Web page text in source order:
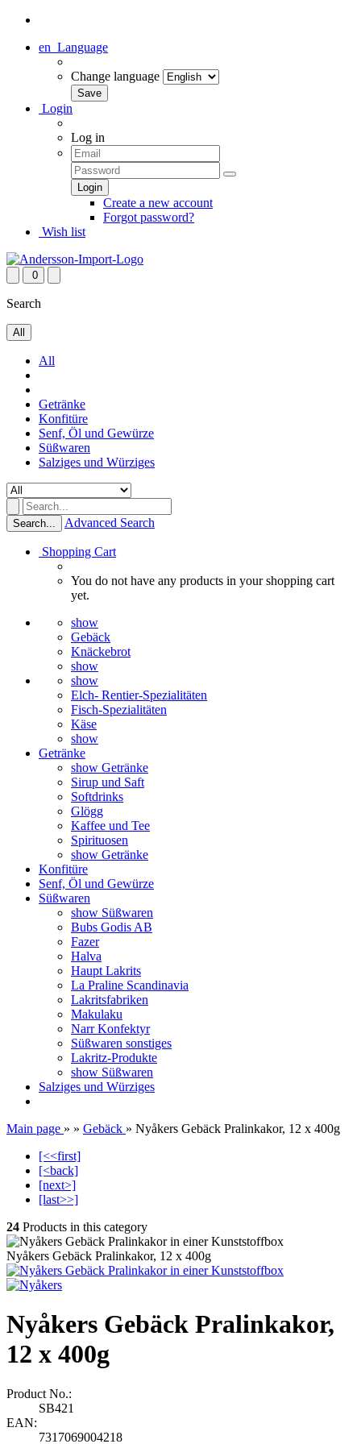
en Language
Change language
Login
Log in
Create a new account
Forgot password?
Wish list
0
Search
All
All
Getränke
Konfitüre
Senf, Öl und Gewürze
Süßwaren
Salziges und Würziges
Search... Advanced Search
Shopping Cart
You do not have any products in your shopping cart
yet.
show
Gebäck
Knäckebrot
show
show
Elch- Rentier-Spezialitäten
Fisch-Spezialitäten
Käse
show
Getränke
show Getränke
Sirup und Saft
Softdrinks
Glögg
Kaffee und Tee
Spirituosen
show Getränke
Konfitüre
Senf, Öl und Gewürze
Süßwaren
show Süßwaren
Bubs Godis AB
Fazer
Halva
Haupt Lakrits
La Praline Scandinavia
Lakritsfabriken
Makulaku
Narr Konfektyr
Süßwaren sonstiges
Lakritz-Produkte
show Süßwaren
Salziges und Würziges
Main page » » Gebäck » Nyåkers Gebäck Pralinkakor, 12 x 400g
[<<first]
[<back]
[next>]
[last>>]
24 Products in this category
Nyåkers Gebäck Pralinkakor, 12 x 400g
Nyåkers Gebäck Pralinkakor,
12 x 400g
Product No.:
SB421
EAN:
7317069004218